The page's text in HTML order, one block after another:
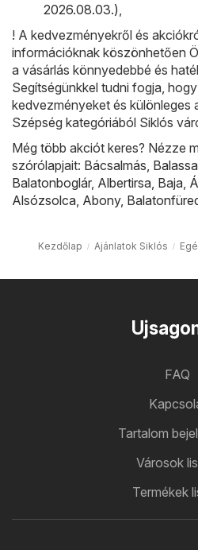
2026.08.03.)
! A kedvezményekről és
információknak köszönhetően
a vásárlás könnyedebbé és
Segítségünkkel tudni fogja,
kedvezményeket és különleges
Szépség kategóriából Siklós
Még több akciót keres? Nézze
szórólapjait: Bácsalmás
Balatonboglár, Albertirsa Baja
Alsózsolca Abony,
Kezdőlap Ajánlatok Siklós
FAQ
Tartalom
Városok
Termékek